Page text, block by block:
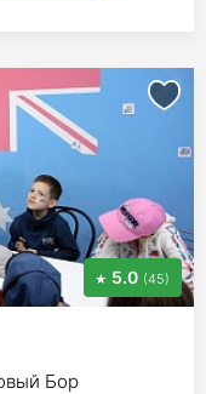
5.0 (45)
Бор